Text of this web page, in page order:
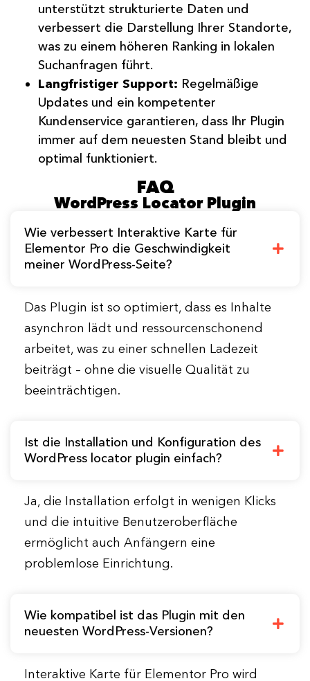
unterstützt strukturierte Daten und
verbessert die Darstellung Ihrer Standorte,
was zu einem höheren Ranking in lokalen
Suchanfragen führt.
Langfristiger Support: Regelmäßige
Updates und ein kompetenter
Kundenservice garantieren, dass Ihr Plugin
immer auf dem neuesten Stand bleibt und
optimal funktioniert.
FAQ
WordPress Locator Plugin
Wie verbessert Interaktive Karte für
Elementor Pro die Geschwindigkeit
meiner WordPress-Seite?
Das Plugin ist so optimiert, dass es Inhalte
asynchron lädt und ressourcenschonend
arbeitet, was zu einer schnellen Ladezeit
beiträgt – ohne die visuelle Qualität zu
beeinträchtigen.
Ist die Installation und Konfiguration des
WordPress locator plugin einfach?
Ja, die Installation erfolgt in wenigen Klicks
und die intuitive Benutzeroberfläche
ermöglicht auch Anfängern eine
problemlose Einrichtung.
Wie kompatibel ist das Plugin mit den
neuesten WordPress-Versionen?
Interaktive Karte für Elementor Pro wird